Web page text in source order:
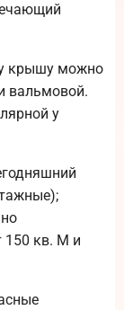
крышу можно
вальмовой.
у
150 кв. М и